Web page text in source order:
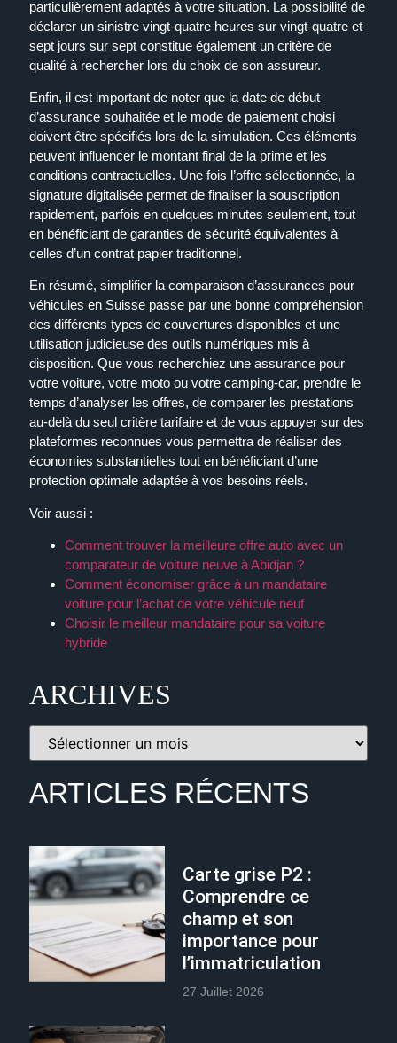
particulièrement adaptés à votre situation. La possibilité de
déclarer un sinistre vingt-quatre heures sur vingt-quatre et
sept jours sur sept constitue également un critère de
qualité à rechercher lors du choix de son assureur.
Enfin, il est important de noter que la date de début
d’assurance souhaitée et le mode de paiement choisi
doivent être spécifiés lors de la simulation. Ces éléments
peuvent influencer le montant final de la prime et les
conditions contractuelles. Une fois l’offre sélectionnée, la
signature digitalisée permet de finaliser la souscription
rapidement, parfois en quelques minutes seulement, tout
en bénéficiant de garanties de sécurité équivalentes à
celles d’un contrat papier traditionnel.
En résumé, simplifier la comparaison d’assurances pour
véhicules en Suisse passe par une bonne compréhension
des différents types de couvertures disponibles et une
utilisation judicieuse des outils numériques mis à
disposition. Que vous recherchiez une assurance pour
votre voiture, votre moto ou votre camping-car, prendre le
temps d’analyser les offres, de comparer les prestations
au-delà du seul critère tarifaire et de vous appuyer sur des
plateformes reconnues vous permettra de réaliser des
économies substantielles tout en bénéficiant d’une
protection optimale adaptée à vos besoins réels.
Voir aussi :
Comment trouver la meilleure offre auto avec un
comparateur de voiture neuve à Abidjan ?
Comment économiser grâce à un mandataire
voiture pour l’achat de votre véhicule neuf
Choisir le meilleur mandataire pour sa voiture
hybride
ARCHIVES
ARTICLES RÉCENTS
Carte grise P2 :
Comprendre ce
champ et son
importance pour
l’immatriculation
27 Juillet 2026